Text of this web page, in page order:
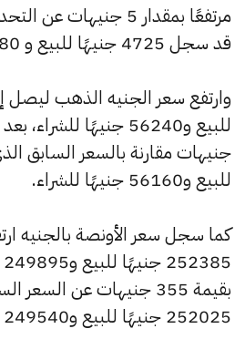
مرتفعًا بمقدار 5
قد سجل 4725 جنيهًا للبيع و 4680 جنيهًا للشراء.
للبيع و56160 جنيهًا للشراء.
كما سجل سعر الأونصة بالجنيه
بقيمة 355 جنيهات عن
252025 جنيهًا للبيع و249540 جنيهًا للشراء.